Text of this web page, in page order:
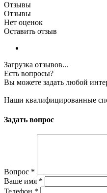
Отзывы
Отзывы
Нет оценок
Оставить отзыв
Загрузка отзывов...
Есть вопросы?
Вы можете задать любой
Наши квалифицированные
Задать вопрос
Вопрос *
Ваше имя *
Телефон *